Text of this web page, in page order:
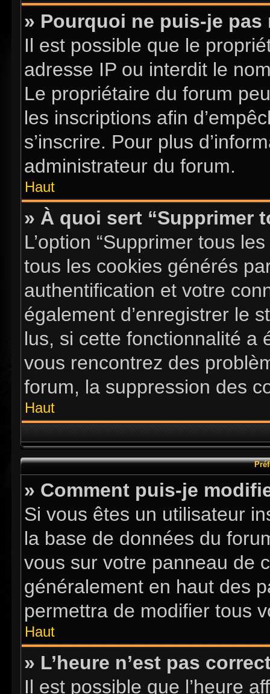
» Pourquoi ne puis-je pas
Il est possible que le
adresse IP ou interdit le
Le propriétaire du forum
les inscriptions afin
s’inscrire. Pour plus
administrateur du forum.
Haut
» À quoi sert “Supprimer
L’option “Supprimer tous
tous les cookies générés
authentification et votre
également d’enregistrer le
lus, si cette fonctionnalité a
vous rencontrez des
forum, la suppression des
Haut
» Comment puis-je
Si vous êtes un utilisateur
la base de données du
vous sur votre panneau de
généralement en haut des
permettra de modifier tous
Haut
» L’heure n’est pas
Il est possible que l’heure